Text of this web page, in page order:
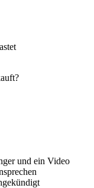
und ein Video